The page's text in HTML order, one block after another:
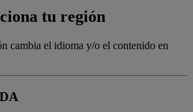
tu región
cambia el idioma y/o el contenido en